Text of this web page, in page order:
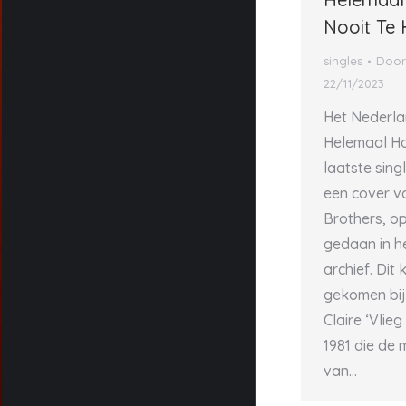
Nooit Te
singles
22/11/2023
Het
Helemaal
laatste
een cover
Brothers,
gedaan in
archief. Dit
gekomen
Claire
1981 die de
van…